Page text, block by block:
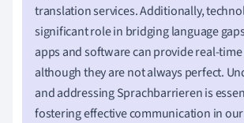
translation services. Additionally,
significant role in bridging language
apps and software can provide real-time
although they are not always perfect.
and addressing Sprachbarrieren is
fostering effective communication in